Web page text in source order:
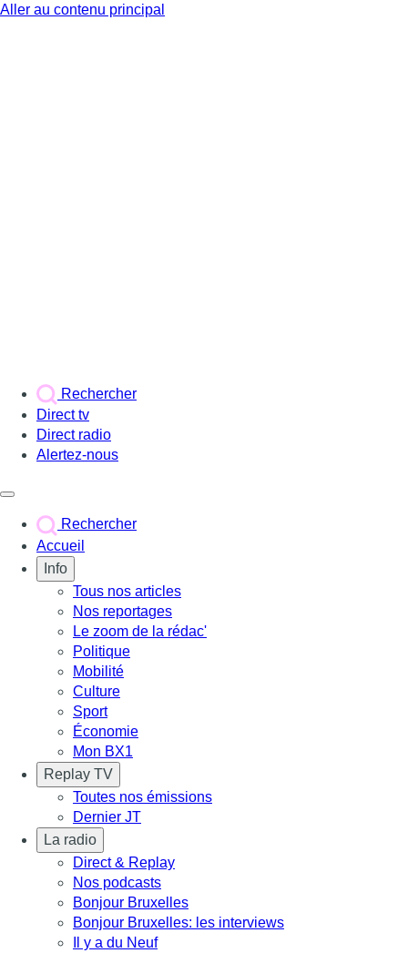
Aller au contenu principal
Rechercher
Direct tv
Direct radio
Alertez-nous
Rechercher
Accueil
Info
Tous nos articles
Nos reportages
Le zoom de la rédac'
Politique
Mobilité
Culture
Sport
Économie
Mon BX1
Replay TV
Toutes nos émissions
Dernier JT
La radio
Direct & Replay
Nos podcasts
Bonjour Bruxelles
Bonjour Bruxelles: les interviews
Il y a du Neuf